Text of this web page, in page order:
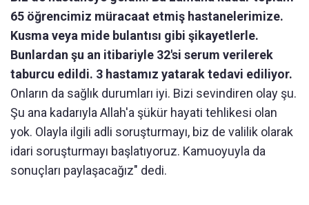
65 öğrencimiz müracaat etmiş hastanelerimize.
Kusma veya mide bulantısı gibi şikayetlerle.
Bunlardan şu an itibariyle 32'si serum verilerek
taburcu edildi. 3 hastamız yatarak tedavi ediliyor.
Onların da sağlık durumları iyi. Bizi sevindiren olay şu.
Şu ana kadarıyla Allah'a şükür hayati tehlikesi olan
yok. Olayla ilgili adli soruşturmayı, biz de valilik olarak
idari soruşturmayı başlatıyoruz. Kamuoyuyla da
sonuçları paylaşacağız" dedi.